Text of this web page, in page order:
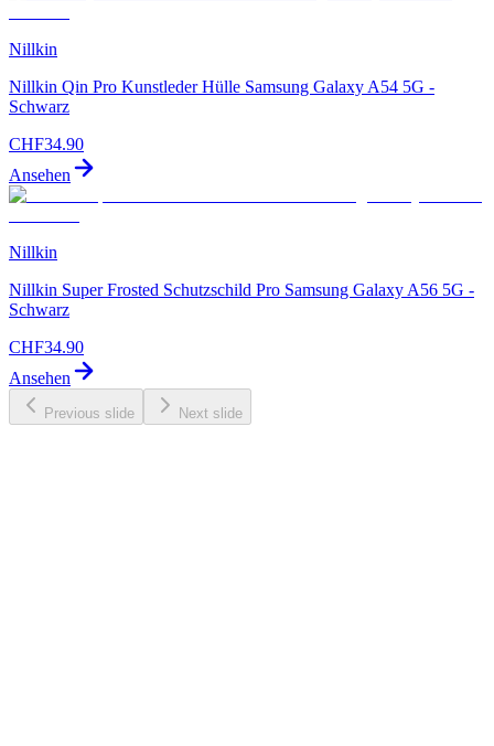
Nillkin
Nillkin Qin Pro Kunstleder Hülle Samsung Galaxy A54 5G -
Schwarz
CHF34.90
Ansehen
Nillkin
Nillkin Super Frosted Schutzschild Pro Samsung Galaxy A56 5G -
Schwarz
CHF34.90
Ansehen
Previous slide Next slide